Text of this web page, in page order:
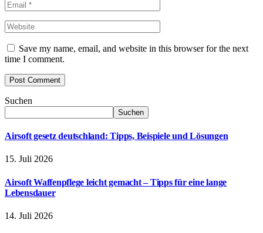
Save my name, email, and website in this browser for the next
time I comment.
Suchen
Suchen
Airsoft gesetz deutschland: Tipps, Beispiele und Lösungen
15. Juli 2026
Airsoft Waffenpflege leicht gemacht – Tipps für eine lange
Lebensdauer
14. Juli 2026